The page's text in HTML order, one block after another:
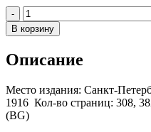
- Количество
В корзину
Описание
Место издания: Санкт-
1916 Кол-во страниц: 308,
(BG)